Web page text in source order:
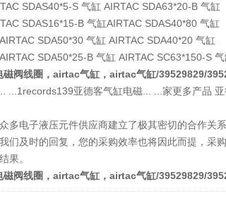
SDAS40*5-S 气缸 AIRTAC SDA63*20-B 气缸
SDAS16*15-B 气缸AIRTAC SDAS40*80 气缸
SDA50*30 气缸 AIRTAC SDA40*20 气缸
SDA50*25-B 气缸 AIRTAC SC63*150-S
阀线圈，airtac气缸，airtac气缸/39529829/
...1records139亚德客气缸电磁... ...家更多产品
多电子液压元件供应商建立了极其密切的合作关
们及时的回复，您的采购效率也将因此而提，采
果。
阀线圈，airtac气缸，airtac气缸/39529829/